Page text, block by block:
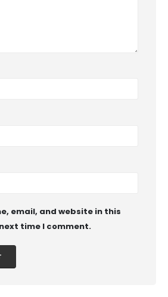
email, and website in this
time I comment.